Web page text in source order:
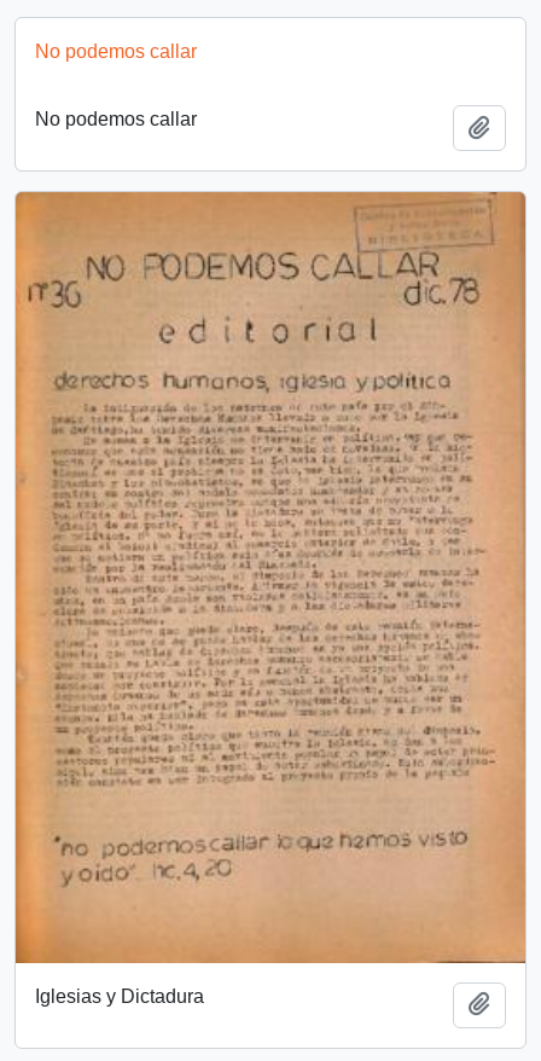
No podemos callar
No podemos callar
Iglesias y Dictadura